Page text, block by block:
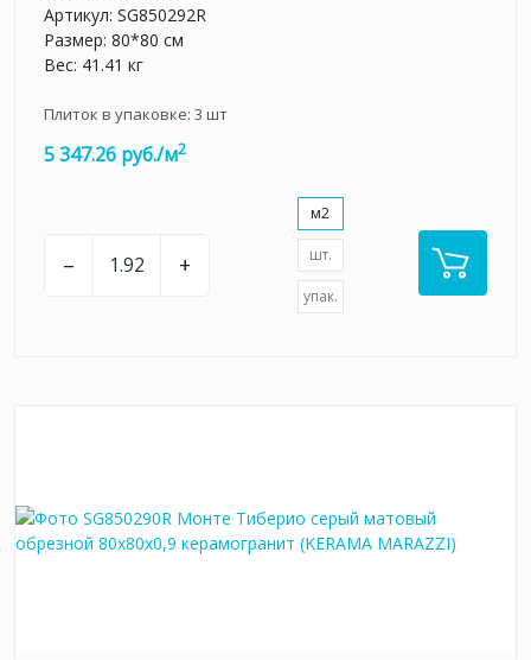
Артикул: SG850292R
Размер: 80*80 см
Вес: 41.41 кг
Плиток в упаковке: 3 шт
5 347.26 руб./м2
– +
м2
шт.
упак.